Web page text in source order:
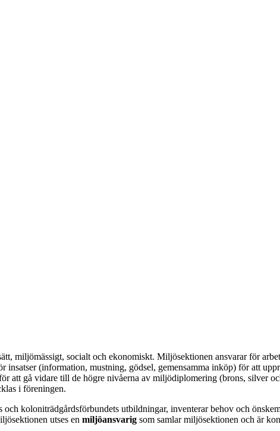
miljömässigt, socialt och ekonomiskt. Miljösektionen ansvarar för
insatser (information, mustning, gödsel, gemensamma inköp) för att
att gå vidare till de högre nivåerna av miljödiplomering (brons, silver
i föreningen.
och koloniträdgårdsförbundets utbildningar, inventerar behov och
utses en miljöansvarig som samlar miljösektionen och är